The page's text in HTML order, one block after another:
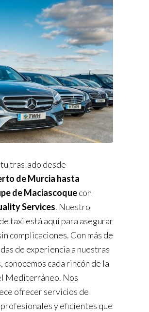
traslado desde
de Murcia hasta
de Maciascoquecon
Services. Nuestro
taxi está aquí para asegurar
complicaciones. Con más de
de experiencia a nuestras
conocemos cada rincón de la
Mediterráneo. Nos
ofrecer servicios de
y eficientes que